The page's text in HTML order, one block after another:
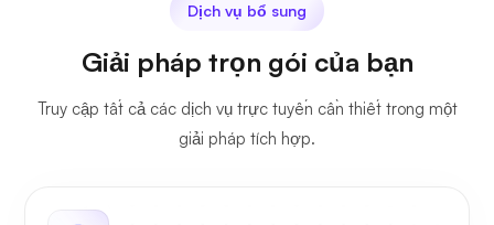
Dịch vụ bổ sung
Giải pháp trọn gói của bạn
Truy cập tất cả các dịch vụ trực tuyến cần thiết trong một
giải pháp tích hợp.